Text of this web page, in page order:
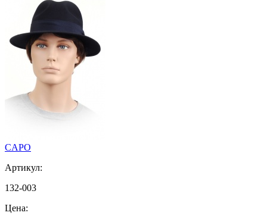
CAPO
Артикул:
132-003
Цена: